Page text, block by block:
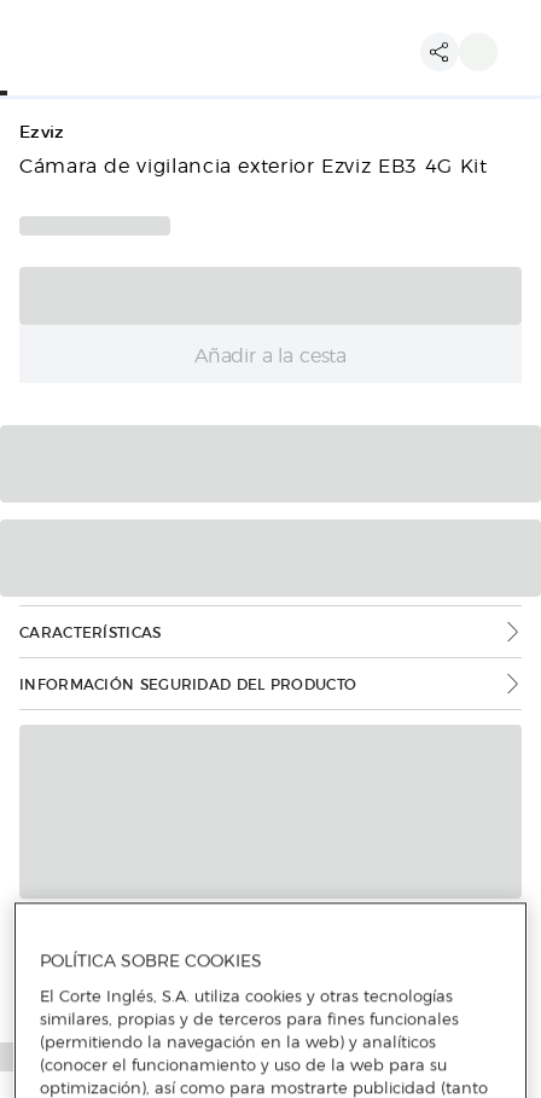
Ezviz
Cámara de vigilancia exterior Ezviz EB3 4G Kit
Añadir a la cesta
CARACTERÍSTICAS
INFORMACIÓN SEGURIDAD DEL PRODUCTO
POLÍTICA SOBRE COOKIES
El Corte Inglés, S.A. utiliza cookies y otras tecnologías
similares, propias y de terceros para fines funcionales
(permitiendo la navegación en la web) y analíticos
(conocer el funcionamiento y uso de la web para su
optimización), así como para mostrarte publicidad (tanto